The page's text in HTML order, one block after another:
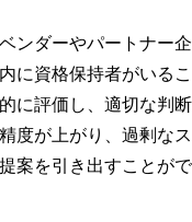
ンダーやパートナー企
に資格保持者がいるこ
に評価し、適切な判断
度が上がり、過剰なス
案を引き出すことがで